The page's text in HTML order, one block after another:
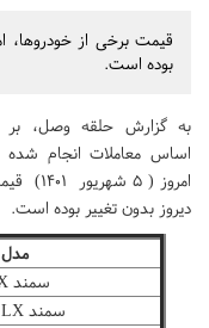
قیمت برخی از خودروها،
بوده است.
به گزارش حلقه وصل، بر
اساس معاملات انجام شده
امروز (
دیروز بدون تغییر بوده است.
سمند LX (ساده)
سمند LX (ساده) ۱۴۰۱